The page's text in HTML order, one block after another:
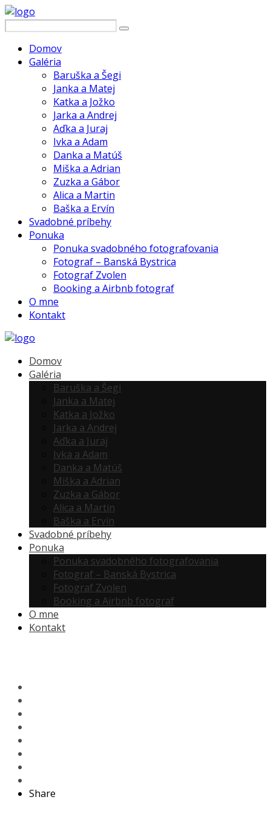
Domov
Galéria
Baruška a Šegi
Janka a Matej
Katka a Jožko
Jarka a Andrej
Aďka a Juraj
Ivka a Adam
Danka a Matúš
Miška a Adrian
Zuzka a Gábor
Alica a Martin
Baška a Ervín
Svadobné príbehy
Ponuka
Ponuka svadobného fotografovania
Fotograf – Banská Bystrica
Fotograf Zvolen
Booking a Airbnb fotograf
O mne
Kontakt
Domov
Galéria
Baruška a Šegi
Janka a Matej
Katka a Jožko
Jarka a Andrej
Aďka a Juraj
Ivka a Adam
Danka a Matúš
Miška a Adrian
Zuzka a Gábor
Alica a Martin
Baška a Ervín
Svadobné príbehy
Ponuka
Ponuka svadobného fotografovania
Fotograf – Banská Bystrica
Fotograf Zvolen
Booking a Airbnb fotograf
O mne
Kontakt
Share